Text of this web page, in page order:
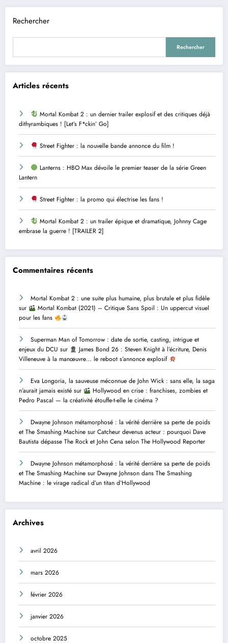
Rechercher
Rechercher
Articles récents
Mortal Kombat 2 : un dernier trailer explosif et des critiques déjà
dithyrambiques ! [Let’s F*ckin’ Go]
Street Fighter : la nouvelle bande annonce du film !
Lanterns : HBO Max dévoile le premier teaser de la série Green
Lantern
Street Fighter : la promo qui électrise les fans !
Mortal Kombat 2 : un trailer épique et dramatique, Johnny Cage
embrase la guerre ! [TRAILER 2]
Commentaires récents
Mortal Kombat 2 : une suite plus humaine, plus brutale et plus fidèle
sur
Mortal Kombat (2021) – Critique Sans Spoil : Un uppercut visuel
pour les fans
Superman Man of Tomorrow : date de sortie, casting, intrigue et
enjeux du DCU sur
James Bond 26 : Steven Knight à l’écriture, Denis
Villeneuve à la manœuvre… le reboot s’annonce explosif
Eva Longoria, la sauveuse méconnue de John Wick : sans elle, la saga
n’aurait jamais existé sur
Hollywood en crise : franchises, zombies et
Pedro Pascal — la créativité étouffe-t-elle le cinéma ?
Dwayne Johnson métamorphosé : la vérité derrière sa perte de poids
et The Smashing Machine sur Catcheur devenus acteur : pourquoi Dave
Bautista dépasse The Rock et John Cena selon The Hollywood Reporter
Dwayne Johnson métamorphosé : la vérité derrière sa perte de poids
et The Smashing Machine sur Dwayne Johnson dans The Smashing
Machine : le virage radical d’un titan d’Hollywood
Archives
avril 2026
mars 2026
février 2026
janvier 2026
octobre 2025